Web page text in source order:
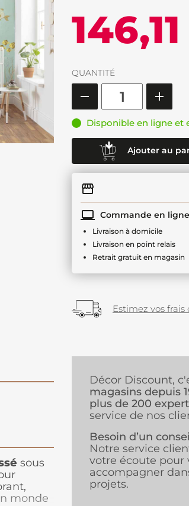
QUANTITÉ
Disponible en ligne et
Ajouter au
Commande en ligne
Livraison à domicile
Livraison en point relais
Retrait gratuit en magasin
Estimez vos frais
sous
monde
Décor Discount,
magasins depuis
plus de 200
service de nos
Besoin d’un
Notre service
votre écoute pour
accompagner
projets.